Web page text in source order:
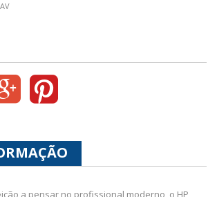
a pensar no profissional moderno, o HP